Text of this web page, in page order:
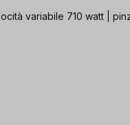
variabile 710 watt |